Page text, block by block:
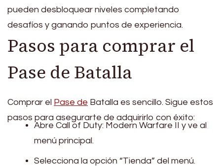
pueden desbloquear niveles completando
desafíos y ganando puntos de experiencia.
Pasos para comprar el
Pase de Batalla
Comprar el Pase de Batalla es sencillo. Sigue estos
pasos para asegurarte de adquirirlo con éxito:
Abre Call of Duty: Modern Warfare II y ve al
menú principal.
Selecciona la opción “Tienda” del menú.